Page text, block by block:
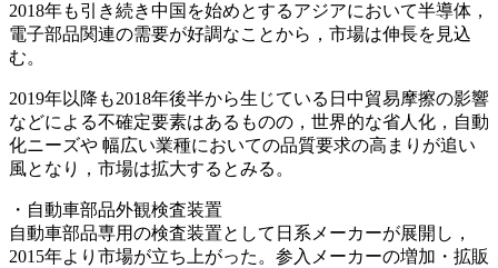
2018年も引き続き中国を始めとするアジアにおいて半導体，
電子部品関連の需要が好調なことから，市場は伸長を見込
む。
2019年以降も2018年後半から生じている日中貿易摩擦の影響
などによる不確定要素はあるものの，世界的な省人化，自動
化ニーズや 幅広い業種においての品質要求の高まりが追い
風となり，市場は拡大するとみる。
・自動車部品外観検査装置
自動車部品専用の検査装置として日系メーカーが展開し，
2015年より市場が立ち上がった。参入メーカーの増加・拡販